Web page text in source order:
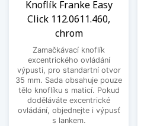
Knoflík Franke Easy
Click 112.0611.460,
chrom
Zamačkávací knoflík
excentrického ovládání
výpusti, pro standartní otvor
35 mm. Sada obsahuje pouze
tělo knoflíku s maticí. Pokud
doděláváte excentrické
ovládání, objednejte i výpusť
s lankem.